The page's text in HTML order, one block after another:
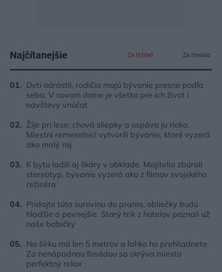
Najčítanejšie Za týždeň Za mesiac
Deti odrástli, rodičia majú bývanie presne podľa
seba. V novom dome je všetko pre ich život i
návštevy vnúčat
Žije pri lese, chová sliepky a uspáva ju rieka.
Miestni remeselníci vytvorili bývanie, ktoré vyzerá
ako malý raj
K bytu ladili aj škáry v obklade. Majitelia zbúrali
stereotyp, bývanie vyzerá ako z filmov svojského
režiséra
Pridajte túto surovinu do prania, obliečky budú
hladšie a pevnejšie. Starý trik z hotelov poznali už
naše babičky
Na šírku má len 5 metrov a ľahko ho prehliadnete.
Za nenápadnou fasádou sa skrýva miesto
perfektný relax